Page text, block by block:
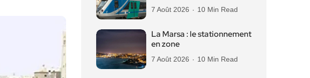
7 Août 2026 10 Min Read
La Marsa : le stationnement
en zone
7 Août 2026 10 Min Read